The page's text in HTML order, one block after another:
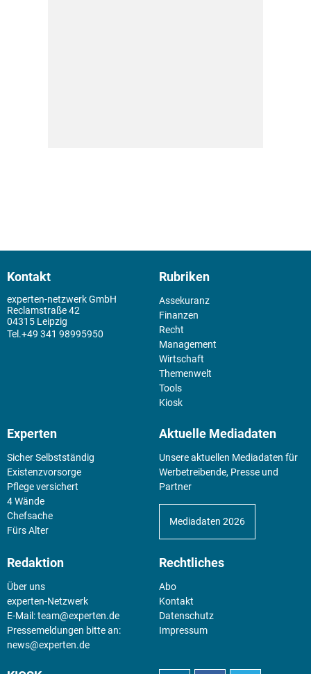
Kontakt
experten-netzwerk GmbH
Reclamstraße 42
04315 Leipzig
+49 341 98995950
Rubriken
Assekuranz
Finanzen
Recht
Management
Wirtschaft
Themenwelt
Tools
Kiosk
Experten
Sicher Selbstständig
Existenz­vorsorge
Pflege versichert
4 Wände
Chefsache
Fürs Alter
Aktuelle Mediadaten
Unsere aktuellen Mediadaten für
Werbetreibende, Presse und
Partner
Mediadaten 2026
Redaktion
Über uns
experten-Netzwerk
E-Mail:team@experten.de
Pressemeldungen bitte an:
news@experten.de
Rechtliches
Abo
Kontakt
Datenschutz
Impressum